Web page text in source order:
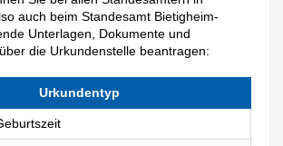
auch beim Standesamt Bietigheim-
Unterlagen, Dokumente und
die Urkundenstelle beantragen:
Urkundentyp